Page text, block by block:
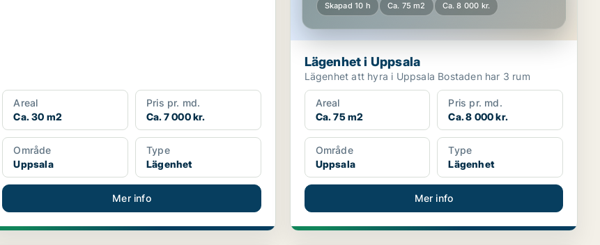
Areal
Ca. 30 m2
Pris pr. md.
Ca. 7 000 kr.
Område
Uppsala
Type
Lägenhet
Mer info
Skapad 10 h Ca. 75 m2 Ca. 8 000 kr.
Lägenhet i Uppsala
Lägenhet att hyra i Uppsala Bostaden har 3 rum
Areal
Ca. 75 m2
Pris pr. md.
Ca. 8 000 kr.
Område
Uppsala
Type
Lägenhet
Mer info